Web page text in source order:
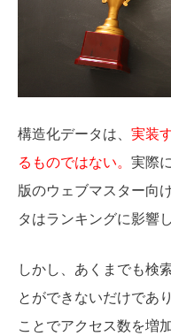
構造化データは、 実装
るものではない。 実際
版のウェブマスター向
タはランキングに影響
しかし、あくまでも検
とができないだけであ
ことでアクセス数を増